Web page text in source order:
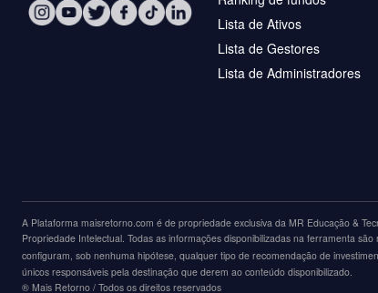
Lista de Ativos
Lista de Gestores
Lista de Administradores
A Plataforma maisretorno.com é de propriedade exclusiva da MR Educação &
Propriedade Intelectual. Todas as informações disponibilizadas na ferramenta
configuram, sob nenhuma hipótese, qualquer tipo de recomendação de
únicos responsáveis pela destinação que derem ao conteúdo disponibilizado.
®️ Mais Retorno / Todos os direitos reservados